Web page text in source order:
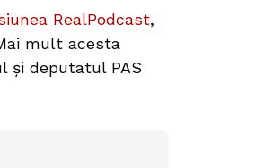
RealPodcast,
mult acesta
și deputatul PAS